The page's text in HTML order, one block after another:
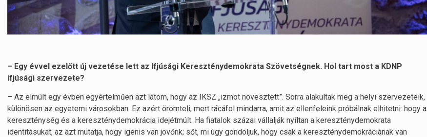
– Egy évvel ezelőtt új vezetése lett az Ifjúsági Kereszténydemokrata Szövetségnek. Hol tart most a KDNP
ifjúsági szervezete?
– Az elmúlt egy évben egyértelműen azt látom, hogy az IKSZ „izmot növesztett”. Sorra alakultak meg a helyi szervezeteik,
különösen az egyetemi városokban. Ez azért örömteli, mert rácáfol mindarra, amit az ellenfeleink próbálnak elhitetni: hogy a
kereszténység és a kereszténydemokrácia idejétmúlt. Ha fiatalok százai vállalják nyíltan a kereszténydemokrata
identitásukat, az azt mutatja, hogy igenis van jövőnk; sőt, mi úgy gondoljuk, hogy csak a kereszténydemokráciának van